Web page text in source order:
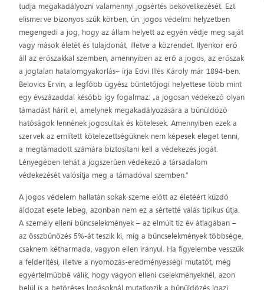
tudja megakadályozni valamennyi jogsértés bekövetkezését. Ezt
elismerve bizonyos szűk körben, ún. jogos védelmi helyzetben
megengedi a jog, hogy az állam helyett az egyén védje meg saját
vagy mások életét és tulajdonát, illetve a közrendet. Ilyenkor erő
áll az erőszakkal szemben, amennyiben az erő a jogos, az erőszak
a jogtalan hatalomgyakorlás– írja Edvi Illés Károly már 1894-ben.
Belovics Ervin, a legfőbb ügyész büntetőjogi helyettese több mint
egy évszázaddal később így fogalmaz: „a jogosan védekező olyan
támadást hárít el, amelynek megakadályozására a bűnüldöző
hatóságok lennének jogosultak és kötelesek. Amennyiben ezek a
szervek az említett kötelezettségüknek nem képesek eleget tenni,
a megtámadott számára biztosítani kell a védekezés jogát.
Lényegében tehát a jogszerűen védekező a társadalom
védekezését valósítja meg a támadóval szemben.”
A jogos védelem hallatán sokak szeme előtt az életéért küzdő
áldozat esete lebeg, azonban nem ez a sértetté válás tipikus útja.
A személy elleni bűncselekmények – az elmúlt tíz év átlagában –
az összbűnözés 5%-át teszik ki, míg a bűncselekmények többsége,
csaknem kétharmada, vagyon ellen irányul. Ha figyelembe vesszük
a felderítési, illetve a nyomozás-eredményességi mutatót, még
egyértelműbbé válik, hogy vagyon elleni cselekményeknél, azon
belül is a betöréses lopásoknál mutatkozik a bűnüldözés igazi